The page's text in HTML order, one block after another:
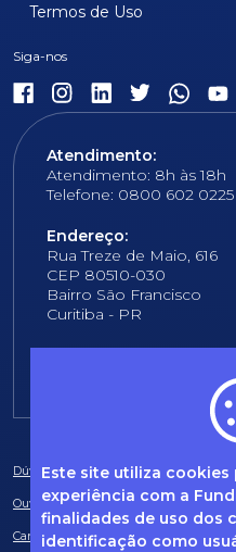
Este site utiliza cookies
experiência com a
finalidades de uso dos
identificação como
Termos de Uso
Atendimento:
Atendimento: 8h às 18h
Telefone: 0800 602 0225
Endereço:
Rua Treze de Maio, 616
CEP 80510-030
Bairro São Francisco
Curitiba - PR
Dúvidas frequentes
Ouvidoria
Canal de Denúncias